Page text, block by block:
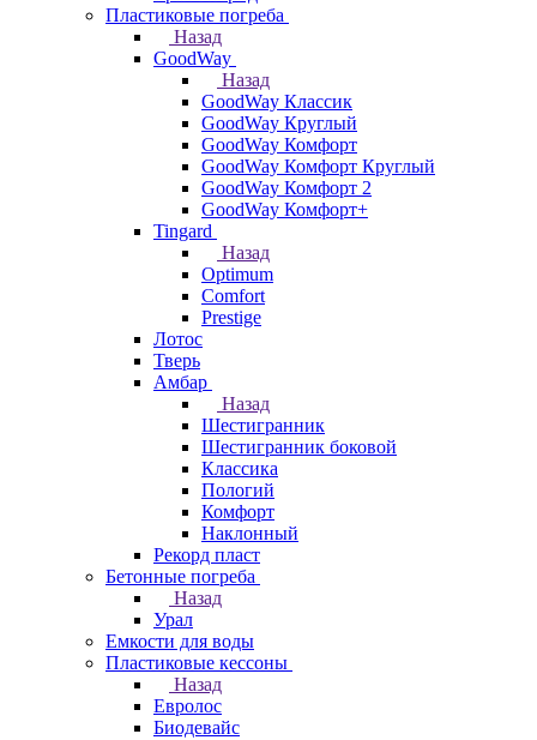
Пластиковые погреба
Назад
GoodWay
Назад
GoodWay Классик
GoodWay Круглый
GoodWay Комфорт
GoodWay Комфорт Круглый
GoodWay Комфорт 2
GoodWay Комфорт+
Tingard
Назад
Optimum
Comfort
Prestige
Лотос
Тверь
Амбар
Назад
Шестигранник
Шестигранник боковой
Классика
Пологий
Комфорт
Наклонный
Рекорд пласт
Бетонные погреба
Назад
Урал
Емкости для воды
Пластиковые кессоны
Назад
Евролос
Биодевайс